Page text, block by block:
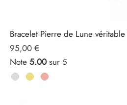
Bracelet Pierre de Lune véritable
95,00 €
Note 5.00sur 5